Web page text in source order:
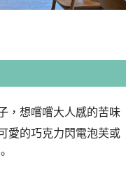
，想嚐嚐大人感的苦味
愛的巧克力閃電泡芙或